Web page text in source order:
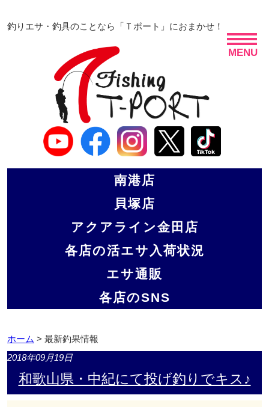
MENU
釣りエサ・釣具のことなら「Ｔポート」におまかせ！
南港店
貝塚店
アクアライン金田店
各店の活エサ入荷状況
エサ通販
各店のSNS
ホーム > 最新釣果情報
2018年09月19日
和歌山県・中紀にて投げ釣りでキス♪